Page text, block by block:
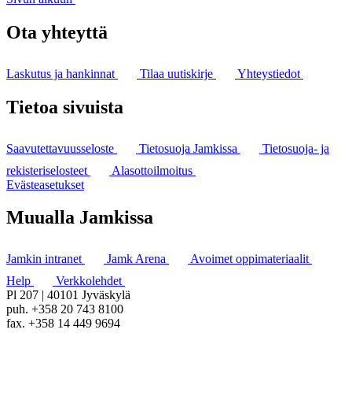
Ota yhteyttä
Laskutus ja hankinnat Tilaa uutiskirje Yhteystiedot
Tietoa sivuista
Saavutettavuusseloste Tietosuoja Jamkissa
Tietosuoja- ja
rekisteriselosteet
Alasottoilmoitus
Evästeasetukset
Muualla Jamkissa
Jamkin intranet Jamk Arena
Avoimet oppimateriaalit
Help
Verkkolehdet
Pl 207 | 40101 Jyväskylä
puh. +358 20 743 8100
fax. +358 14 449 9694